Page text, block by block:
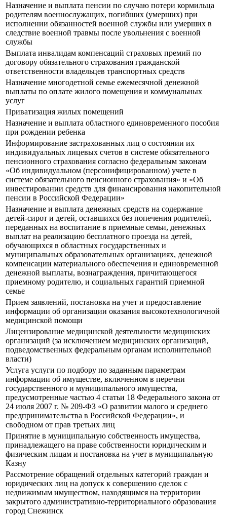
Назначение и выплата пенсии по случаю потери кормильца
родителям военнослужащих, погибших (умерших) при
исполнении обязанностей военной службы или умерших в
следствие военной травмы после увольнения с военной
службы
Выплата инвалидам компенсаций страховых премий по
договору обязательного страхования гражданской
ответственности владельцев транспортных средств
Назначение многодетной семье ежемесячной денежной
выплаты по оплате жилого помещения и коммунальных
услуг
Приватизация жилых помещений
Назначение и выплата областного единовременного пособия
при рождении ребенка
Информирование застрахованных лиц о состоянии их
индивидуальных лицевых счетов в системе обязательного
пенсионного страхования согласно федеральным законам
«Об индивидуальном (персонифицированном) учете в
системе обязательного пенсионного страхования» и «Об
инвестировании средств для финансирования накопительной
пенсии в Российской Федерации»
Назначение и выплата денежных средств на содержание
детей-сирот и детей, оставшихся без попечения родителей,
переданных на воспитание в приемные семьи, денежных
выплат на реализацию бесплатного проезда на детей,
обучающихся в областных государственных и
муниципальных образовательных организациях, денежной
компенсации материального обеспечения и единовременной
денежной выплаты, вознаграждения, причитающегося
приемному родителю, и социальных гарантий приемной
семье
Прием заявлений, постановка на учет и предоставление
информации об организации оказания высокотехнологичной
медицинской помощи
Лицензирование медицинской деятельности медицинских
организаций (за исключением медицинских организаций,
подведомственных федеральным органам исполнительной
власти)
Услуга услуги по подбору по заданным параметрам
информации об имуществе, включенном в перечни
государственного и муниципального имущества,
предусмотренные частью 4 статьи 18 Федерального закона от
24 июля 2007 г. № 209-ФЗ «О развитии малого и среднего
предпринимательства в Российской Федерации», и
свободном от прав третьих лиц
Принятие в муниципальную собственность имущества,
принадлежащего на праве собственности юридическим и
физическим лицам и постановка на учет в муниципальную
Казну
Рассмотрение обращений отдельных категорий граждан и
юридических лиц на допуск к совершению сделок с
недвижимым имуществом, находящимся на территории
закрытого административно-территориального образования
город Снежинск